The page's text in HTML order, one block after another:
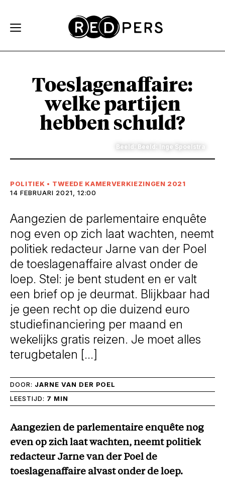
Toeslagenaffaire:
welke partijen
hebben schuld?
Beeld: Beeld: Inge Spoelstra
POLITIEK • TWEEDE KAMERVERKIEZINGEN 2021
14 FEBRUARI 2021, 12:00
Aangezien de parlementaire enquête
nog even op zich laat wachten, neemt
politiek redacteur Jarne van der Poel
de toeslagenaffaire alvast onder de
loep. Stel: je bent student en er valt
een brief op je deurmat. Blijkbaar had
je geen recht op die duizend euro
studiefinanciering per maand en
wekelijks gratis reizen. Je moet alles
terugbetalen […]
DOOR: JARNE VAN DER POEL
LEESTIJD: 7 MIN
Aangezien de parlementaire enquête nog
even op zich laat wachten, neemt politiek
redacteur Jarne van der Poel de
toeslagenaffaire alvast onder de loep.